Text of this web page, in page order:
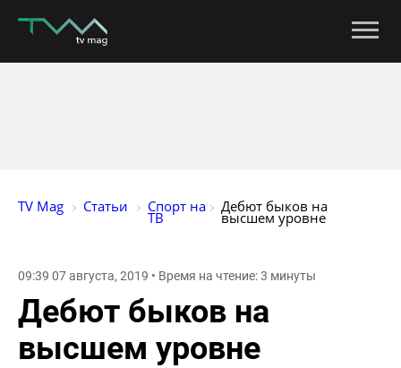
TV Mag Статьи Спорт на
ТВ
Дебют быков на
высшем уровне
09:39 07 августа, 2019 • Время на чтение: 3 минуты
Дебют быков на
высшем уровне